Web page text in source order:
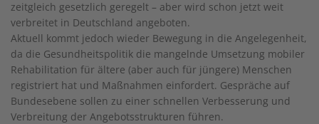
zeitgleich gesetzlich geregelt – aber wird schon jetzt weit
verbreitet in Deutschland angeboten.
Aktuell kommt jedoch wieder Bewegung in die Angelegenheit,
da die Gesundheitspolitik die mangelnde Umsetzung mobiler
Rehabilitation für ältere (aber auch für jüngere) Menschen
registriert hat und Maßnahmen einfordert. Gespräche auf
Bundesebene sollen zu einer schnellen Verbesserung und
Verbreitung der Angebotsstrukturen führen.